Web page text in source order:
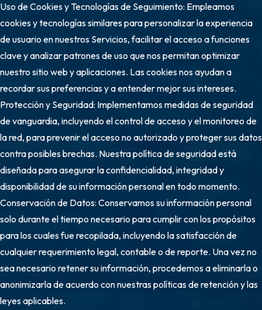
Uso de Cookies y Tecnologías de Seguimiento: Empleamos
cookies y tecnologías similares para personalizar la experiencia
de usuario en nuestros Servicios, facilitar el acceso a funciones
clave y analizar patrones de uso que nos permitan optimizar
nuestro sitio web y aplicaciones. Las cookies nos ayudan a
recordar sus preferencias y a entender mejor sus intereses.
Protección y Seguridad: Implementamos medidas de seguridad
de vanguardia, incluyendo el control de acceso y el monitoreo de
la red, para prevenir el acceso no autorizado y proteger sus datos
contra posibles brechas. Nuestra política de seguridad está
diseñada para asegurar la confidencialidad, integridad y
disponibilidad de su información personal en todo momento.
Conservación de Datos: Conservamos su información personal
solo durante el tiempo necesario para cumplir con los propósitos
para los cuales fue recopilada, incluyendo la satisfacción de
cualquier requerimiento legal, contable o de reporte. Una vez no
sea necesario retener su información, procedemos a eliminarla o
anonimizarla de acuerdo con nuestras políticas de retención y las
leyes aplicables.